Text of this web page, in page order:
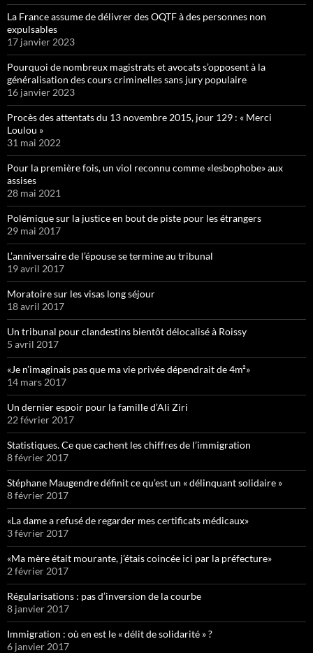
La France assume de délivrer des OQTF à des personnes non
expulsables
17 janvier 2023
Pourquoi de nombreux magistrats et avocats s’opposent à la
généralisation des cours criminelles sans jury populaire
16 janvier 2023
Procès des attentats du 13 novembre 2015, jour 129 : « Merci
Loulou »
31 mai 2022
Pour la première fois, un viol reconnu comme «lesbophobe» aux
assises
28 mai 2021
Polémique sur la justice en bout de piste pour les étrangers
29 mai 2017
L’anniversaire de l’épouse se termine au tribunal
19 avril 2017
Moratoire sur les visas long séjour
18 avril 2017
Un tribunal pour clandestins bientôt délocalisé à Roissy
5 avril 2017
«Je n’imaginais pas que ma vie privée dépendrait de 4m²»
14 mars 2017
Un dernier espoir pour la famille d’Ali Ziri
22 février 2017
Statistiques. Ce que cachent les chiffres de l’immigration
8 février 2017
Stéphane Maugendre définit ce qu’est un « délinquant solidaire »
8 février 2017
«La dame a refusé de regarder mes certificats médicaux»
3 février 2017
«Ma mère était mourante, j’étais coincée ici par la préfecture»
2 février 2017
Régularisations : pas d’inversion de la courbe
8 janvier 2017
Immigration : où en est le « délit de solidarité » ?
6 janvier 2017